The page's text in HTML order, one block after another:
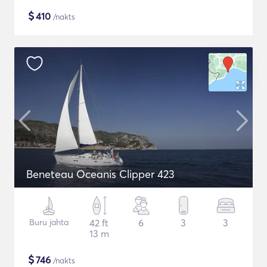
$410 /nakts
Beneteau Oceanis Clipper 423
Buru jahta
42 ft
13 m
6 3 3
$746 /nakts